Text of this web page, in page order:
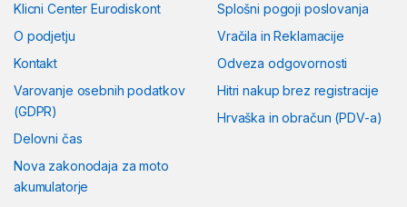
Klicni Center Eurodiskont
O podjetju
Kontakt
Varovanje osebnih podatkov
(GDPR)
Delovni čas
Nova zakonodaja za moto
akumulatorje
Splošni pogoji poslovanja
Vračila in Reklamacije
Odveza odgovornosti
Hitri nakup brez registracije
Hrvaška in obračun (PDV-a)